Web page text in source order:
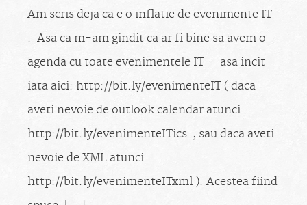
Am scris deja ca e o inflatie de evenimente IT
. Asa ca m-am gindit ca ar fi bine sa avem o
agenda cu toate evenimentele IT – asa incit
iata aici: http://bit.ly/evenimenteIT ( daca
aveti nevoie de outlook calendar atunci
http://bit.ly/evenimenteITics , sau daca aveti
nevoie de XML atunci
http://bit.ly/evenimenteITxml ). Acestea fiind